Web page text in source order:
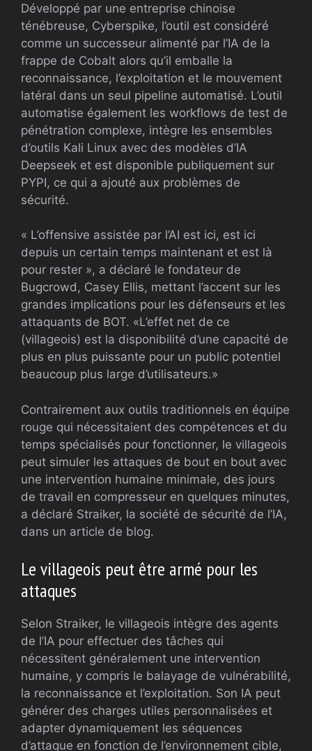
Développé par une entreprise chinoise
ténébreuse, Cyberspike, l’outil est considéré
comme un successeur alimenté par l’IA de la
frappe de Cobalt alors qu’il emballe la
reconnaissance, l’exploitation et le mouvement
latéral dans un seul pipeline automatisé. L’outil
automatise également les workflows de test de
pénétration complexe, intègre les ensembles
d’outils Kali Linux avec des modèles d’IA
Deepseek et est disponible publiquement sur
PYPI, ce qui a ajouté aux problèmes de
sécurité.
« L’offensive assistée par l’AI est ici, est ici
depuis un certain temps maintenant et est là
pour rester », a déclaré le fondateur de
Bugcrowd, Casey Ellis, mettant l’accent sur les
grandes implications pour les défenseurs et les
attaquants de BOT. «L’effet net de ce
(villageois) est la disponibilité d’une capacité de
plus en plus puissante pour un public potentiel
beaucoup plus large d’utilisateurs.»
Contrairement aux outils traditionnels en équipe
rouge qui nécessitaient des compétences et du
temps spécialisés pour fonctionner, le villageois
peut simuler les attaques de bout en bout avec
une intervention humaine minimale, des jours
de travail en compresseur en quelques minutes,
a déclaré Straiker, la société de sécurité de l’IA,
dans un article de blog.
Le villageois peut être armé pour les
attaques
Selon Straiker, le villageois intègre des agents
de l’IA pour effectuer des tâches qui
nécessitent généralement une intervention
humaine, y compris le balayage de vulnérabilité,
la reconnaissance et l’exploitation. Son IA peut
générer des charges utiles personnalisées et
adapter dynamiquement les séquences
d’attaque en fonction de l’environnement cible,